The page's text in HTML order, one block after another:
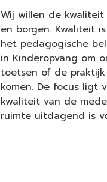
Wij willen de
en borgen. Kwaliteit
het pedagogische
in Kinderopvang om
toetsen of de
komen. De focus ligt
kwaliteit van de
ruimte uitdagend is